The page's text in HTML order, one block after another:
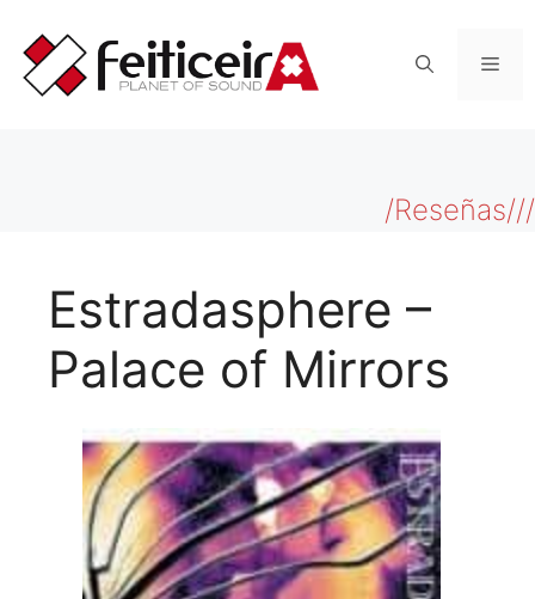
contenido
/Reseñas///
Estradasphere –
Palace of Mirrors